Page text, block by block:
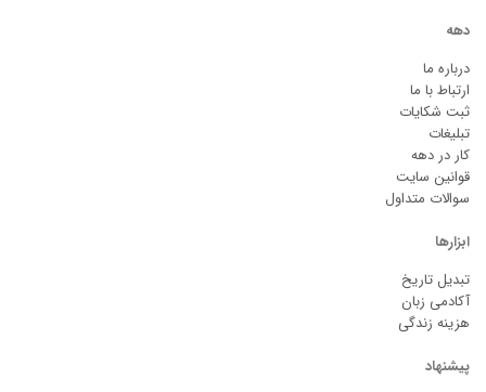
دهه
درباره ما
ارتباط با ما
ثبت شکایات
تبلیغات
کار در دهه
قوانین سایت
سوالات متداول
ابزارها
تبدیل تاریخ
آکادمی زبان
هزینه زندگی
پیشنهاد